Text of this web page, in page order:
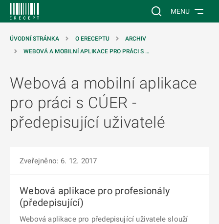
Vyhledávání na
MENU
ÚVODNÍ STRÁNKA O ERECEPTU
ARCHIV
WEBOVÁ A MOBILNÍ APLIKACE PRO PRÁCI S …
Webová a mobilní aplikace
pro práci s CÚER -
předepisující uživatelé
Zveřejněno: 6. 12. 2017
Webová aplikace pro profesionály
(předepisující)
Webová aplikace pro předepisující uživatele slouží